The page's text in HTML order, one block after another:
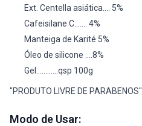
Ext. Centella asiática.... 5%
Cafeisilane C....... 4%
Manteiga de Karité 5%
Óleo de silicone ....8%
Gel............qsp 100g
"PRODUTO LIVRE DE PARABENOS"
Modo de Usar: